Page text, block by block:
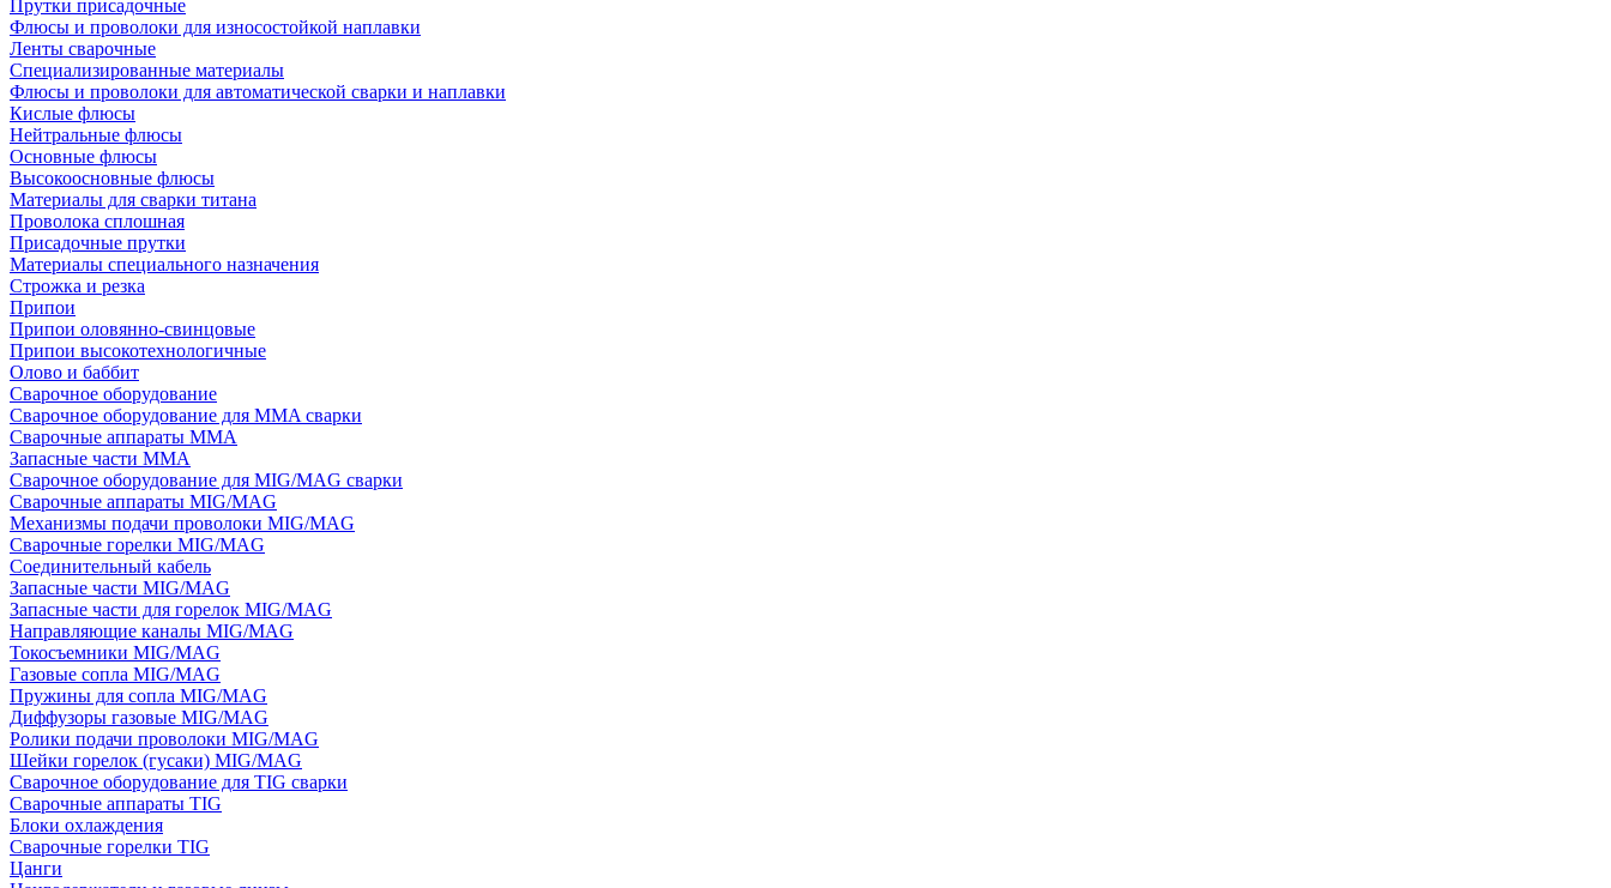
Прутки присадочные
Флюсы и проволоки для износостойкой наплавки
Ленты сварочные
Специализированные материалы
Флюсы и проволоки для автоматической сварки и наплавки
Кислые флюсы
Нейтральные флюсы
Основные флюсы
Высокоосновные флюсы
Материалы для сварки титана
Проволока сплошная
Присадочные прутки
Материалы специального назначения
Строжка и резка
Припои
Припои оловянно-свинцовые
Припои высокотехнологичные
Олово и баббит
Сварочное оборудование
Сварочное оборудование для MMA сварки
Сварочные аппараты MMA
Запасные части MMA
Сварочное оборудование для MIG/MAG сварки
Сварочные аппараты MIG/MAG
Механизмы подачи проволоки MIG/MAG
Сварочные горелки MIG/MAG
Соединительный кабель
Запасные части MIG/MAG
Запасные части для горелок MIG/MAG
Направляющие каналы MIG/MAG
Токосъемники MIG/MAG
Газовые сопла MIG/MAG
Пружины для сопла MIG/MAG
Диффузоры газовые MIG/MAG
Ролики подачи проволоки MIG/MAG
Шейки горелок (гусаки) MIG/MAG
Сварочное оборудование для TIG сварки
Сварочные аппараты TIG
Блоки охлаждения
Сварочные горелки TIG
Цанги